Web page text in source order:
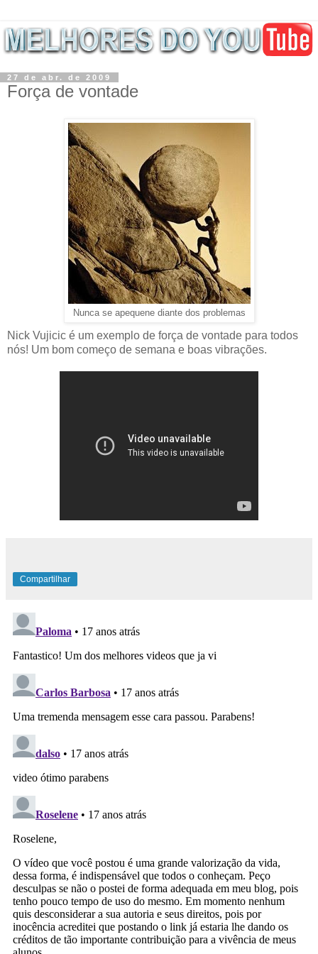
27 de abr. de 2009
Força de vontade
Nunca se apequene diante dos problemas
Nick Vujicic é um exemplo de força de vontade para todos
nós! Um bom começo de semana e boas vibrações.
Compartilhar